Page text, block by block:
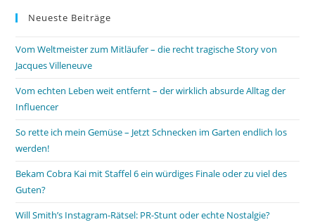
Neueste Beiträge
Vom Weltmeister zum Mitläufer – die recht tragische Story von
Jacques Villeneuve
Vom echten Leben weit entfernt – der wirklich absurde Alltag der
Influencer
So rette ich mein Gemüse – Jetzt Schnecken im Garten endlich los
werden!
Bekam Cobra Kai mit Staffel 6 ein würdiges Finale oder zu viel des
Guten?
Will Smith’s Instagram-Rätsel: PR-Stunt oder echte Nostalgie?